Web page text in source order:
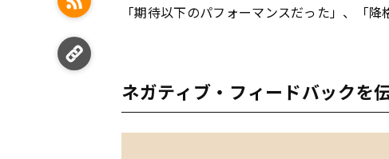
「期待以下のパフォーマンスだった」、「
ネガティブ・フィードバックを